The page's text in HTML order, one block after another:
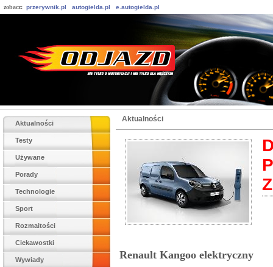
zobacz: przerywnik.pl autogielda.pl e.autogielda.pl
Aktualności
Testy
Używane
Porady
Technologie
Sport
Rozmaitości
Ciekawostki
Wywiady
Aktualności
Renault Kangoo elektryczny